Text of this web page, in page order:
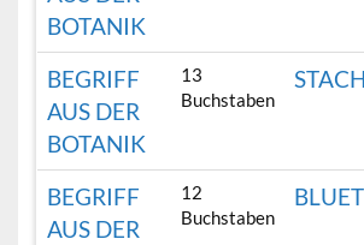
BOTANIK
BEGRIFF
AUS DER
BOTANIK
13
Buchstaben
BEGRIFF
AUS DER
12
Buchstaben